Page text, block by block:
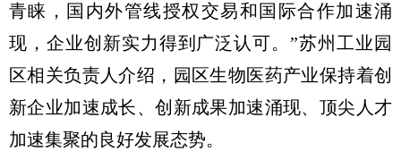
青睐，国内外管线授权交易和国际合作加速涌
现，企业创新实力得到广泛认可。”苏州工业园
区相关负责人介绍，园区生物医药产业保持着创
新企业加速成长、创新成果加速涌现、顶尖人才
加速集聚的良好发展态势。